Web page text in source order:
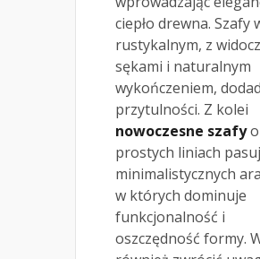
ciepło drewna. Szafy
rustykalnym, z
sękami i naturalnym
wykończeniem,
przytulności. Z kolei
nowoczesne szafyo
prostych liniach
minimalistycznych
w których dominuje
funkcjonalność i
oszczędność formy.